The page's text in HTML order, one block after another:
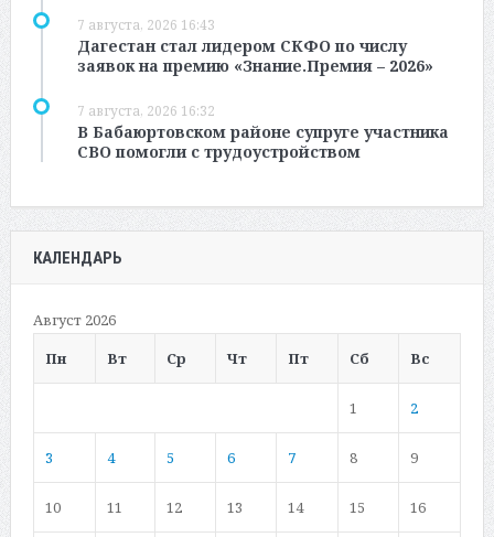
7 августа, 2026 16:43
Дагестан стал лидером СКФО по числу
заявок на премию «Знание.Премия – 2026»
7 августа, 2026 16:32
В Бабаюртовском районе супруге участника
СВО помогли с трудоустройством
КАЛЕНДАРЬ
Август 2026
Пн
Вт Ср Чт Пт Сб Вс
1 2
3 4 5 6 7 8 9
10 11 12 13 14 15 16